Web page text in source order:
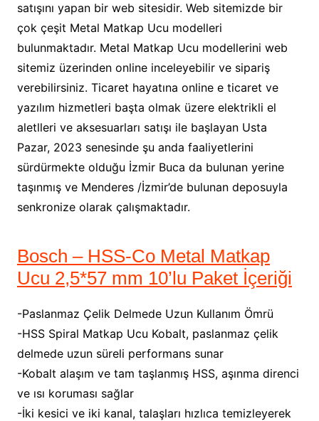
satışını yapan bir web sitesidir. Web sitemizde bir
çok çeşit Metal Matkap Ucu modelleri
bulunmaktadır. Metal Matkap Ucu modellerini web
sitemiz üzerinden online inceleyebilir ve sipariş
verebilirsiniz. Ticaret hayatına online e ticaret ve
yazılım hizmetleri başta olmak üzere elektrikli el
aletlleri ve aksesuarları satışı ile başlayan Usta
Pazar, 2023 senesinde şu anda faaliyetlerini
sürdürmekte olduğu İzmir Buca da bulunan yerine
taşınmış ve Menderes /İzmir’de bulunan deposuyla
senkronize olarak çalışmaktadır.
Bosch – HSS-Co Metal Matkap
Ucu 2,5*57 mm 10’lu Paket İçeriği
-Paslanmaz Çelik Delmede Uzun Kullanım Ömrü
-HSS Spiral Matkap Ucu Kobalt, paslanmaz çelik
delmede uzun süreli performans sunar
-Kobalt alaşım ve tam taşlanmış HSS, aşınma direnci
ve ısı koruması sağlar
-İki kesici ve iki kanal, talaşları hızlıca temizleyerek